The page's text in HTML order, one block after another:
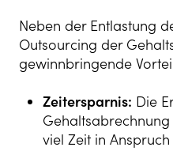
Neben der Entlastung
Outsourcing der
gewinnbringende
Zeitersparnis: Die
viel Zeit in